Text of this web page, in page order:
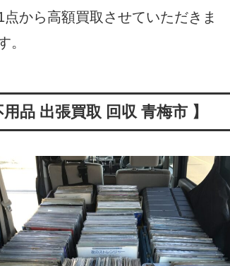
点から高額買取させていただきま
。
品 出張買取 回収 青梅市 】